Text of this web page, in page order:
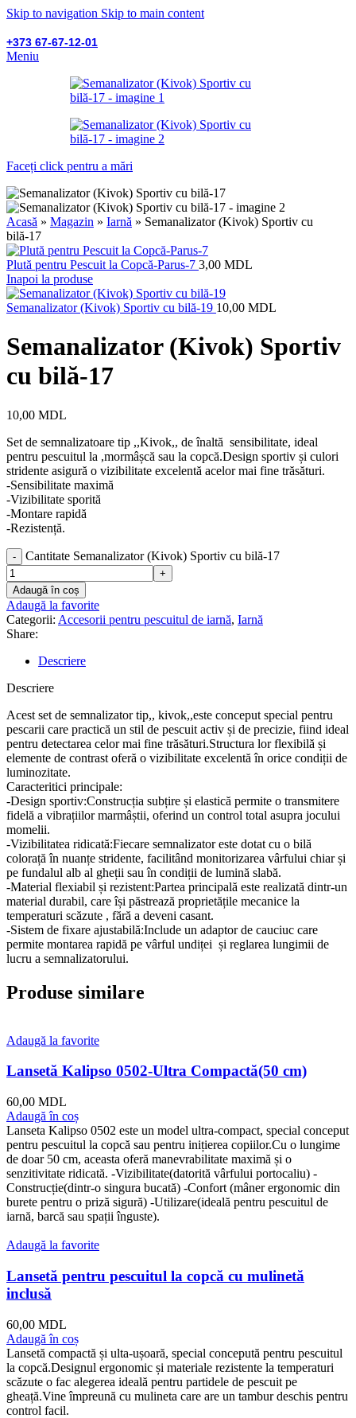
Skip to navigation Skip to main content
+373 67-67-12-01
Meniu
Faceți click pentru a mări
Acasă » Magazin » Iarnă » Semanalizator (Kivok) Sportiv cu
bilă-17
Plută pentru Pescuit la Copcă-Parus-7 3,00 MDL
Inapoi la produse
Semanalizator (Kivok) Sportiv cu bilă-19 10,00 MDL
Semanalizator (Kivok) Sportiv
cu bilă-17
10,00 MDL
Set de semnalizatoare tip ,,Kivok,, de înaltă sensibilitate, ideal
pentru pescuitul la ,mormâșcă sau la copcă.Design sportiv și culori
stridente asigură o vizibilitate excelentă acelor mai fine trăsături.
-Sensibilitate maximă
-Vizibilitate sporită
-Montare rapidă
-Rezistență.
Cantitate Semanalizator (Kivok) Sportiv cu bilă-17
Adaugă în coș
Adaugă la favorite
Categorii: Accesorii pentru pescuitul de iarnă, Iarnă
Share:
Descriere
Descriere
Acest set de semnalizator tip,, kivok,,este conceput special pentru
pescarii care practică un stil de pescuit activ și de precizie, fiind ideal
pentru detectarea celor mai fine trăsături.Structura lor flexibilă și
elemente de contrast oferă o vizibilitate excelentă în orice condiții de
luminozitate.
Caracteritici principale:
-Design sportiv:Construcția subțire și elastică permite o transmitere
fidelă a vibrațiilor marmâștii, oferind un control total asupra jocului
momelii.
-Vizibilitatea ridicată:Fiecare semnalizator este dotat cu o bilă
colorață în nuanțe stridente, facilitând monitorizarea vârfului chiar și
pe fundalul alb al gheții sau în condiții de lumină slabă.
-Material flexiabil și rezistent:Partea principală este realizată dintr-un
material durabil, care își păstrează proprietățile mecanice la
temperaturi scăzute , fără a deveni casant.
-Sistem de fixare ajustabilă:Include un adaptor de cauciuc care
permite montarea rapidă pe vârful undiței și reglarea lungimii de
lucru a semnalizatorului.
Produse similare
Adaugă la favorite
Lansetă Kalipso 0502-Ultra Compactă(50 cm)
60,00 MDL
Adaugă în coș
Lanseta Kalipso 0502 este un model ultra-compact, special conceput
pentru pescuitul la copcă sau pentru inițierea copiilor.Cu o lungime
de doar 50 cm, aceasta oferă manevrabilitate maximă și o
senzitivitate ridicată. -Vizibilitate(datorită vârfului portocaliu) -
Construcție(dintr-o singura bucată) -Confort (mâner ergonomic din
burete pentru o priză sigură) -Utilizare(ideală pentru pescuitul de
iarnă, barcă sau spații înguste).
Adaugă la favorite
Lansetă pentru pescuitul la copcă cu mulinetă
inclusă
60,00 MDL
Adaugă în coș
Lansetă compactă și ulta-ușoară, special concepută pentru pescuitul
la copcă.Designul ergonomic și materiale rezistente la temperaturi
scăzute o fac alegerea ideală pentru partidele de pescuit pe
gheață.Vine împreună cu mulineta care are un tambur deschis pentru
control facil.